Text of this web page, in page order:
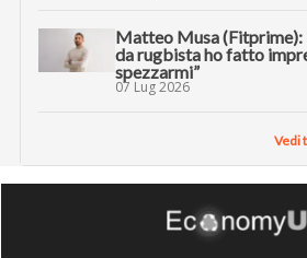
Matteo Musa (Fitprime):
da rugbista ho fatto
spezzarmi”
07 Lug 2026
Vedi